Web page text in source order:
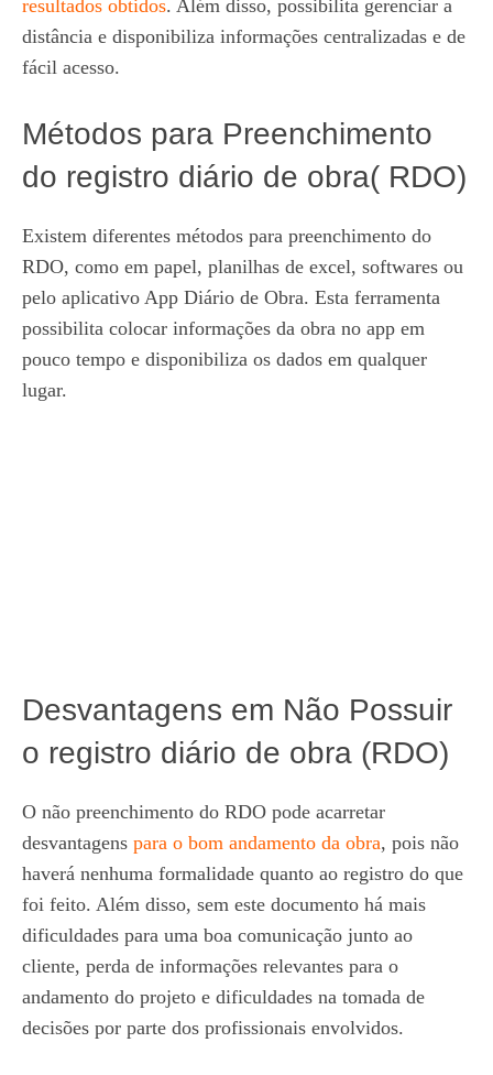
resultados obtidos. Além disso, possibilita gerenciar a
distância e disponibiliza informações centralizadas e de
fácil acesso.
Métodos para Preenchimento
do registro diário de obra( RDO)
Existem diferentes métodos para preenchimento do
RDO, como em papel, planilhas de excel, softwares ou
pelo aplicativo App Diário de Obra. Esta ferramenta
possibilita colocar informações da obra no app em
pouco tempo e disponibiliza os dados em qualquer
lugar.
Desvantagens em Não Possuir
o registro diário de obra (RDO)
O não preenchimento do RDO pode acarretar
desvantagens para o bom andamento da obra, pois não
haverá nenhuma formalidade quanto ao registro do que
foi feito. Além disso, sem este documento há mais
dificuldades para uma boa comunicação junto ao
cliente, perda de informações relevantes para o
andamento do projeto e dificuldades na tomada de
decisões por parte dos profissionais envolvidos.